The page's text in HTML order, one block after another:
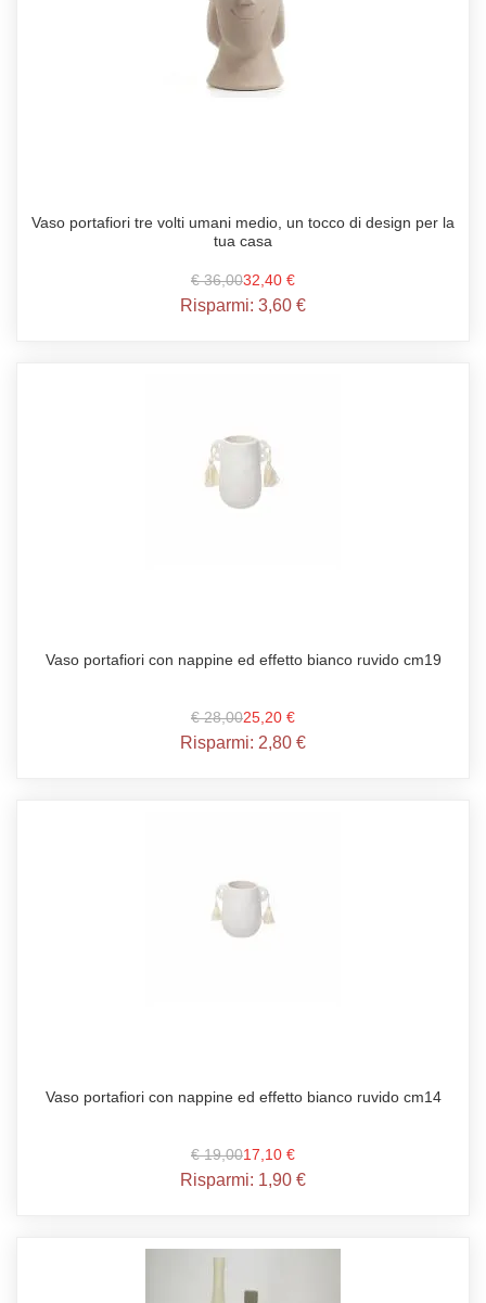
Vaso portafiori tre volti umani medio, un tocco di design per la
tua casa
€ 36,0032,40 €
Risparmi: 3,60 €
Vaso portafiori con nappine ed effetto bianco ruvido cm19
€ 28,0025,20 €
Risparmi: 2,80 €
Vaso portafiori con nappine ed effetto bianco ruvido cm14
€ 19,0017,10 €
Risparmi: 1,90 €